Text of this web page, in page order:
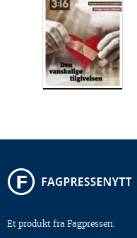
Et produkt fra Fagpressen.